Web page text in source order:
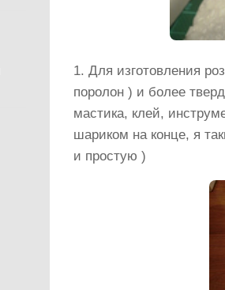
1. Для изготовления
поролон ) и более
мастика, клей,
шариком на конце, я
и простую )